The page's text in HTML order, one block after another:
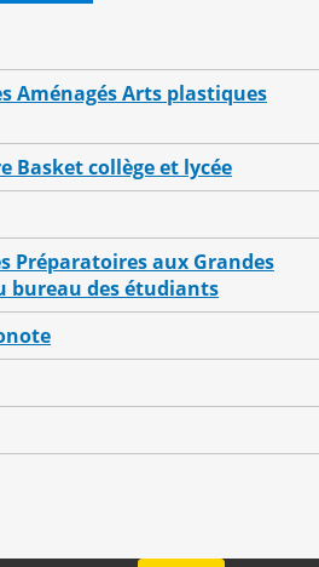
Aménagés Arts plastiques
Basket collège et lycée
Préparatoires aux Grandes
bureau des étudiants